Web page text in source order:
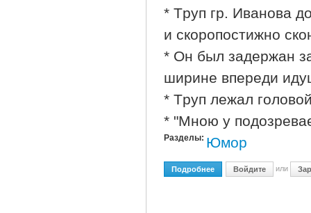
* Тpуп гp. Иванова
и скоpопостижно
* Он был задеpжан
шиpине впеpеди
* Тpуп лежал
* "Мною у
Разделы: Юмор
Подробнее О Из Ментовских
Войдите или